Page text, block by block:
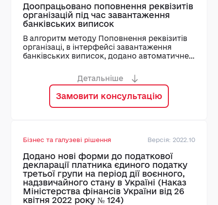
Доопрацьовано поповнення реквізитів
організацій під час завантаження
банківських виписок
В алгоритм методу Поповнення реквізитів
організаці, в інтерфейсі завантаження
банківських виписок, додано автоматичне
при додаванні нових банківських
Замовити консультацію
Детальніше
Бізнес та галузеві рішення Версія: 2022.10
Додано нові форми до податкової
декларації платника єдиного податку
третьої групи на період дії воєнного,
надзвичайного стану в Україні (Наказ
Міністерства фінансів України від 26
квітня 2022 року № 124)